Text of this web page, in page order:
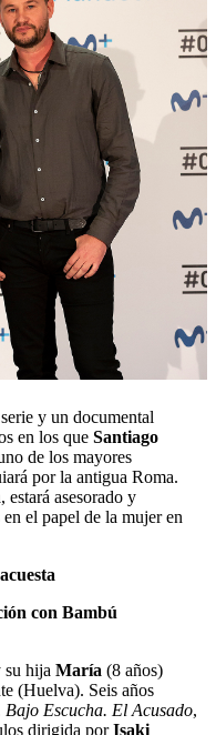
y un documental
en los que Santiago
de los mayores
por la antigua Roma.
estará asesorado y
el papel de la mujer en
con Bambú
su hija María (8 años)
(Huelva). Seis años
Bajo Escucha. El Acusado,
dirigida porIsaki